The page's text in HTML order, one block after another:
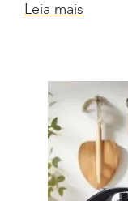
Leia mais